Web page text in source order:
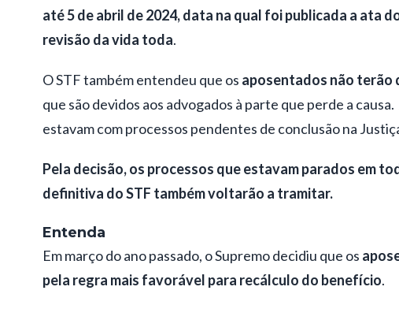
até 5 de abril de 2024, data na qual foi publicada a ata
revisão da vida toda.
O STF também entendeu que os aposentados não terão
que são devidos aos advogados à parte que perde a
estavam com processos pendentes de conclusão na
Pela decisão, os processos que estavam parados em
definitiva do STF também voltarão a tramitar.
Entenda
Em março do ano passado, o Supremo decidiu que os
pela regra mais favorável para recálculo do benefício.